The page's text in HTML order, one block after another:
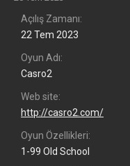
Açılış Zamanı
22 Tem 2023
Oyun Adı
Casro2
Web site
http://casro2.com/
Oyun Özellikleri
1-99 Old School